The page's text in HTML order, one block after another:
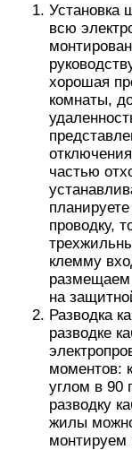
Установка
всю
хорошая
комнаты,
частью
проводку,
клемму
на
Разводка
разводке
моментов:
углом в 90
разводку
жилы можно
монтируем